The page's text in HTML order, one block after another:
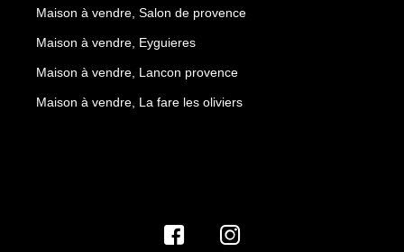
Maison à vendre, Salon de provence
Maison à vendre, Eyguieres
Maison à vendre, Lancon provence
Maison à vendre, La fare les oliviers